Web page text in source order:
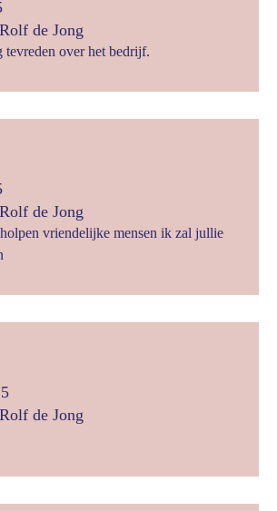
de Jong
tevreden over het bedrijf.
de Jong
vriendelijke mensen ik zal jullie
de Jong